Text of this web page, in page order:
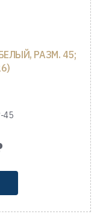
РАЗМ. 45;
45